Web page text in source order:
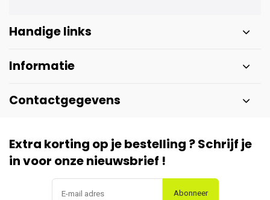
Handige links
Informatie
Contactgegevens
Extra korting op je bestelling ? Schrijf je
in voor onze nieuwsbrief !
Abonneer